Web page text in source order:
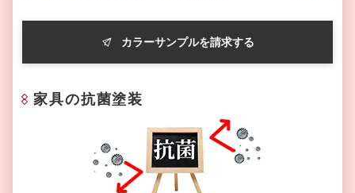
カラーサンプルを請求する
家具の抗菌塗装